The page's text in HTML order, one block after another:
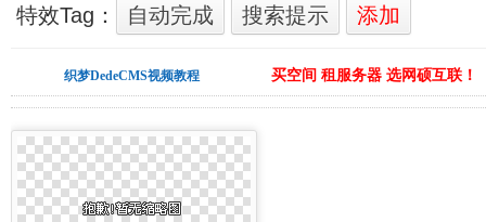
特效Tag： 自动完成 搜索提示 添加
织梦DedeCMS视频教程 买空间 租服务器 选网硕互联！